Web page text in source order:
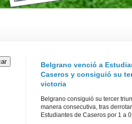
Belgrano venció a
Caseros y consiguió su
victoria
Belgrano consiguió su tercer
manera consecutiva, tras
Estudiantes de Caseros por 1 a 0.